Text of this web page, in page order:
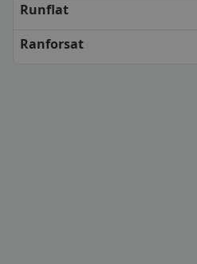
NEXEN
SEMPERIT
Runflat
Ranforsat